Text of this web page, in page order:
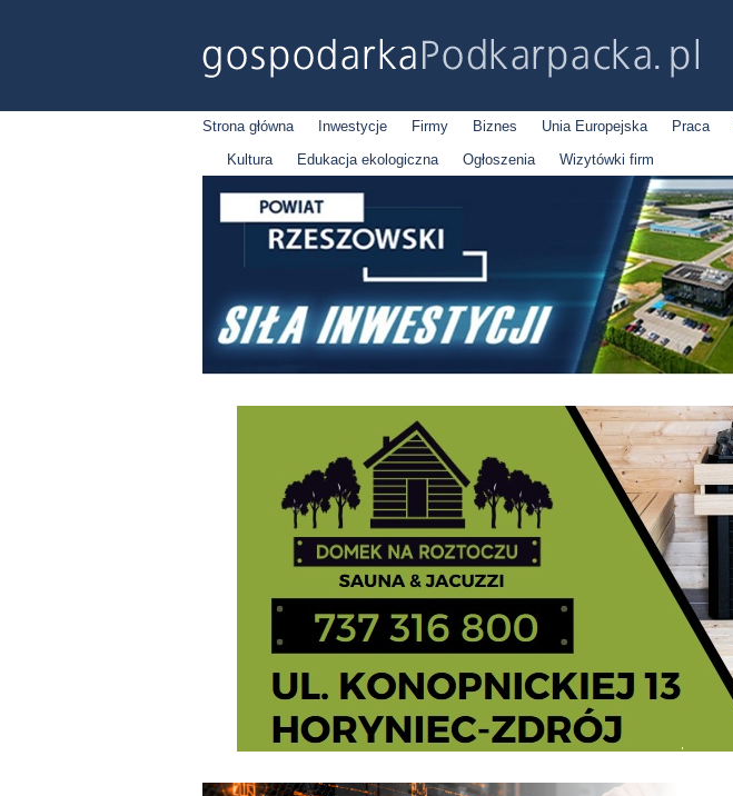
Strona główna Inwestycje Firmy Biznes Unia Europejska Praca
Kultura
Edukacja ekologiczna Ogłoszenia Wizytówki firm